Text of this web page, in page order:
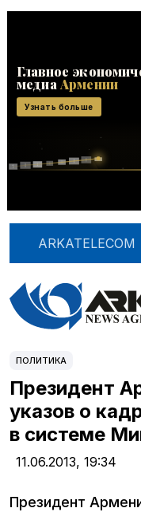
ARKATELECOM
ПОЛИТИКА
Президент
указов о
в системе
11.06.2013, 19:34
Президент